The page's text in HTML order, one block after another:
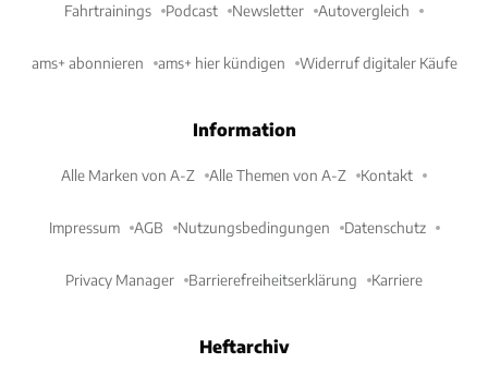
Fahrtrainings Podcast Newsletter Autovergleich
ams+ abonnieren ams+ hier kündigen Widerruf digitaler Käufe
Information
Alle Marken von A-Z Alle Themen von A-Z Kontakt
Impressum AGB Nutzungsbedingungen Datenschutz
Privacy Manager Barrierefreiheitserklärung Karriere
Heftarchiv